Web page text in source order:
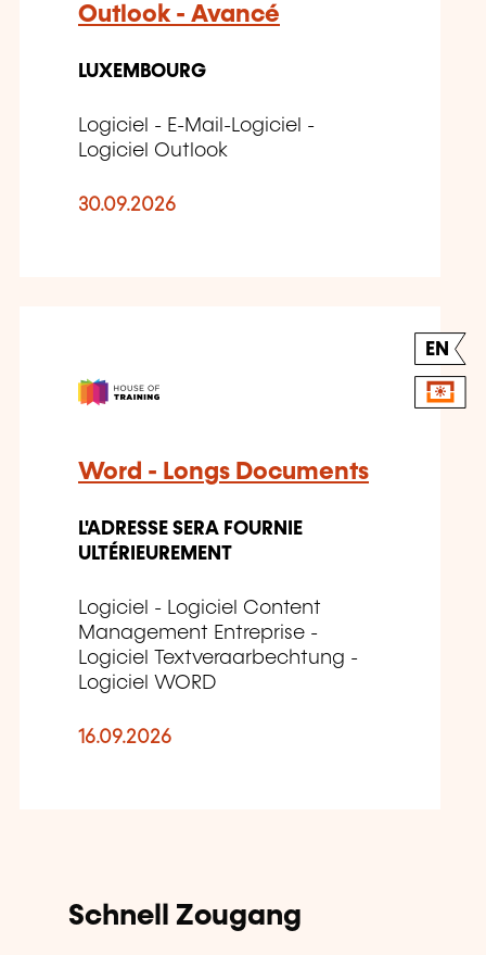
Outlook - Avancé
LUXEMBOURG
Logiciel - E-Mail-Logiciel -
Logiciel Outlook
30.09.2026
EN
Word - Longs Documents
L'ADRESSE SERA FOURNIE
ULTÉRIEUREMENT
Logiciel - Logiciel Content
Management Entreprise -
Logiciel Textveraarbechtung -
Logiciel WORD
16.09.2026
Schnell Zougang